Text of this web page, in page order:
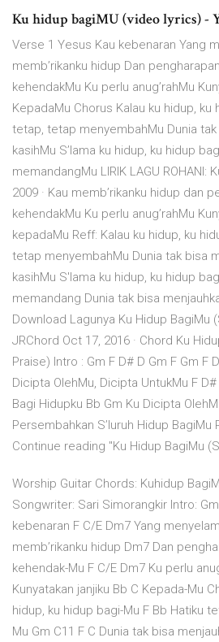
Ku hidup bagiMU (video lyrics) -
Verse 1 Yesus Kau kebenaran Yang
memb’rikanku hidup Dan
kehendakMu Ku perlu anug’rahMu
KepadaMu Chorus Kalau ku hidup, ku
tetap, tetap menyembahMu Dunia
kasihMu S’lama ku hidup, ku hidup
memandangMu LIRIK LAGU ROHANI:
2009 · Kau memb’rikanku hidup dan
kehendakMu Ku perlu anug’rahMu
kepadaMu Reff: Kalau ku hidup, ku
tetap menyembahMu Dunia tak bisa
kasihMu S'lama ku hidup, ku hidup
memandang Dunia tak bisa
Download Lagunya Ku Hidup BagiMu
JRChord Oct 17, 2016 · Chord Ku
Praise) Intro : Gm F D# D Gm F Gm F
Dicipta OlehMu, Dicipta UntukMu F
Bagi Hidupku Bb Gm Ku Dicipta
Persembahkan S’luruh Hidup BagiMu
Continue reading "Ku Hidup BagiMu
Worship Guitar Chords: Kuhidup
Songwriter: Sari Simorangkir Intro:
kebenaran F C/E Dm7 Yang
memb’rikanku hidup Dm7 Dan
kehendak-Mu F C/E Dm7 Ku perlu
Kunyatakan janjiku Bb C Kepada-Mu
hidup, ku hidup bagi-Mu F Bb Hatiku
Mu Gm C11 F C Dunia tak bisa